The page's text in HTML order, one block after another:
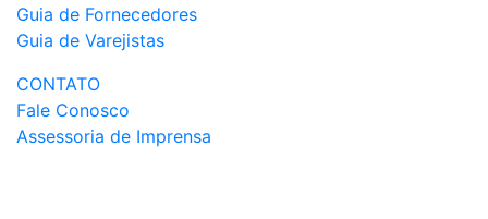
Guia de Fornecedores
Guia de Varejistas
CONTATO
Fale Conosco
Assessoria de Imprensa